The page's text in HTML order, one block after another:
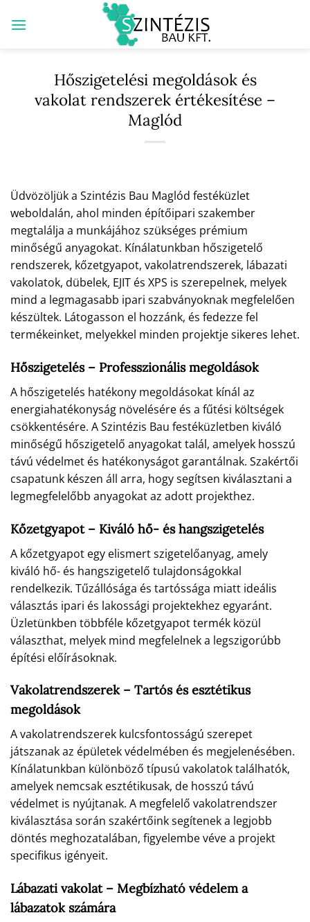
Hőszigetelési megoldások és
vakolat rendszerek értékesítése –
Maglód
Üdvözöljük a Szintézis Bau Maglód festéküzlet
weboldalán, ahol minden építőipari szakember
megtalálja a munkájához szükséges prémium
minőségű anyagokat. Kínálatunkban hőszigetelő
rendszerek, kőzetgyapot, vakolatrendszerek, lábazati
vakolatok, dübelek, EJIT és XPS is szerepelnek, melyek
mind a legmagasabb ipari szabványoknak megfelelően
készültek. Látogasson el hozzánk, és fedezze fel
termékeinket, melyekkel minden projektje sikeres lehet.
Hőszigetelés – Professzionális megoldások
A hőszigetelés hatékony megoldásokat kínál az
energiahatékonyság növelésére és a fűtési költségek
csökkentésére. A Szintézis Bau festéküzletben kiváló
minőségű hőszigetelő anyagokat talál, amelyek hosszú
távú védelmet és hatékonyságot garantálnak. Szakértői
csapatunk készen áll arra, hogy segítsen kiválasztani a
legmegfelelőbb anyagokat az adott projekthez.
Kőzetgyapot – Kiváló hő- és hangszigetelés
A kőzetgyapot egy elismert szigetelőanyag, amely
kiváló hő- és hangszigetelő tulajdonságokkal
rendelkezik. Tűzállósága és tartóssága miatt ideális
választás ipari és lakossági projektekhez egyaránt.
Üzletünkben többféle kőzetgyapot termék közül
választhat, melyek mind megfelelnek a legszigorúbb
építési előírásoknak.
Vakolatrendszerek – Tartós és esztétikus
megoldások
A vakolatrendszerek kulcsfontosságú szerepet
játszanak az épületek védelmében és megjelenésében.
Kínálatunkban különböző típusú vakolatok találhatók,
amelyek nemcsak esztétikusak, de hosszú távú
védelmet is nyújtanak. A megfelelő vakolatrendszer
kiválasztása során szakértőink segítenek a legjobb
döntés meghozatalában, figyelembe véve a projekt
specifikus igényeit.
Lábazati vakolat – Megbízható védelem a
lábazatok számára